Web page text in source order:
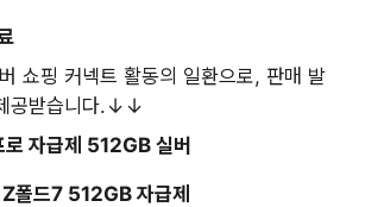
쇼핑 커넥트 활동의 일환으로, 판매 발
공받습니다.↓↓
로 자급제 512GB 실버
폴드7 512GB 자급제